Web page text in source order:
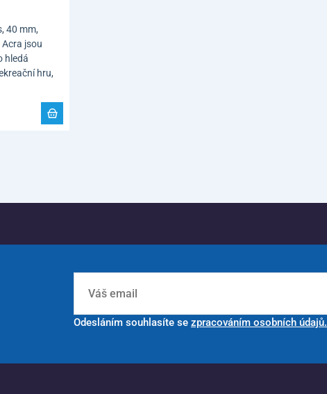
40 mm,
jsou
hledá
hru,
Odesláním souhlasíte se zpracováním osobních údajů.